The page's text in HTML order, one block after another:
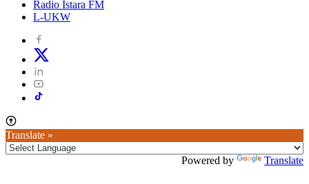
Radio Istara FM
L-UKW
Translate »
Powered by Translate